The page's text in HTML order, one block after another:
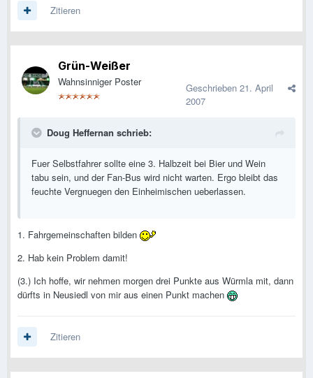
Zitieren
Grün-Weißer
Wahnsinniger Poster Geschrieben 21. April
2007
Doug Heffernan schrieb:
Fuer Selbstfahrer sollte eine 3. Halbzeit bei Bier und Wein
tabu sein, und der Fan-Bus wird nicht warten. Ergo bleibt das
feuchte Vergnuegen den Einheimischen ueberlassen.
1. Fahrgemeinschaften bilden
2. Hab kein Problem damit!
(3.) Ich hoffe, wir nehmen morgen drei Punkte aus Würmla mit, dann
dürfts in Neusiedl von mir aus einen Punkt machen
Zitieren